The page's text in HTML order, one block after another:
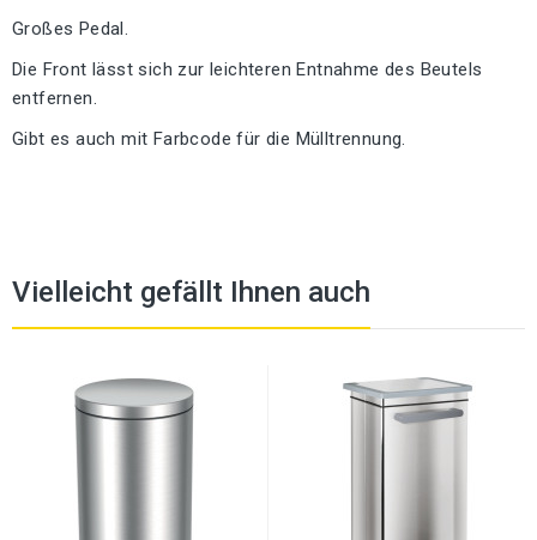
Großes Pedal.
Die Front lässt sich zur leichteren Entnahme des Beutels
entfernen.
Gibt es auch mit Farbcode für die Mülltrennung.
Vielleicht gefällt Ihnen auch